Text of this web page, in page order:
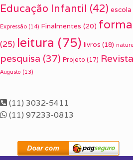
Educação Infantil (42) escola
Expressão (14) Finalmentes (20)
(25) leitura (75) livros (18)
pesquisa (37) Projeto (17)
Augusto (13)
(11) 3032-5411
(11) 97233-0813